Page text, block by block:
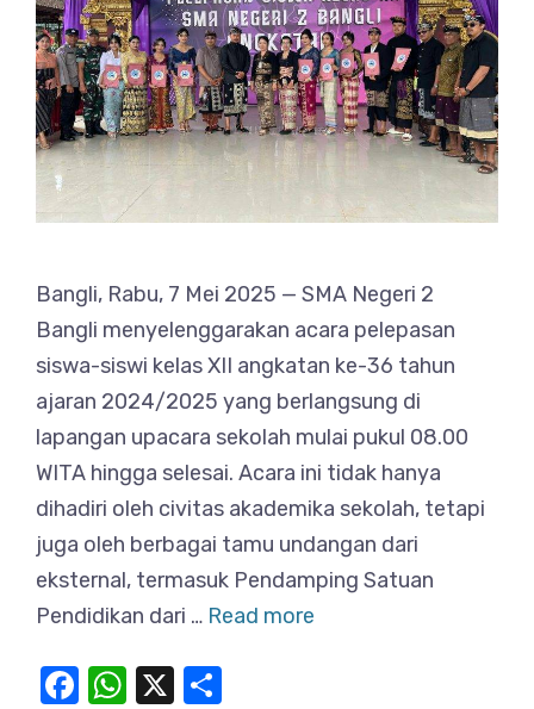
Bangli, Rabu, 7 Mei 2025 — SMA Negeri 2
Bangli menyelenggarakan acara pelepasan
siswa-siswi kelas XII angkatan ke-36 tahun
ajaran 2024/2025 yang berlangsung di
lapangan upacara sekolah mulai pukul 08.00
WITA hingga selesai. Acara ini tidak hanya
dihadiri oleh civitas akademika sekolah, tetapi
juga oleh berbagai tamu undangan dari
eksternal, termasuk Pendamping Satuan
Pendidikan dari … Read more
F
W X